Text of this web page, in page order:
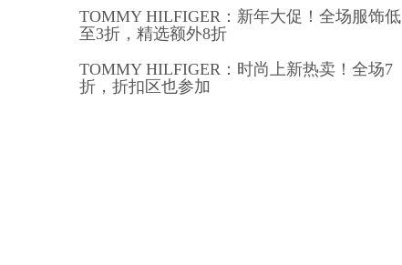
TOMMY HILFIGER：新年大促！全场服饰低
至3折，精选额外8折
TOMMY HILFIGER：时尚上新热卖！全场7
折，折扣区也参加